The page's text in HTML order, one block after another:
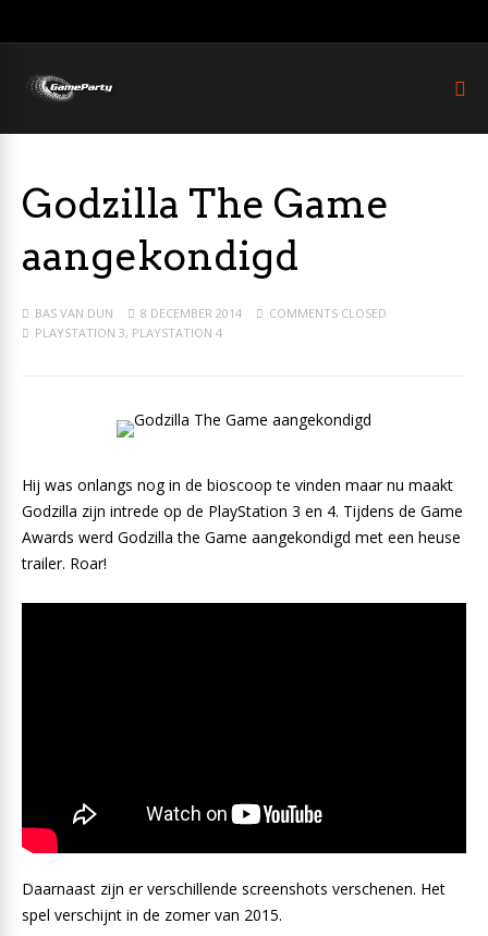
Godzilla The Game
aangekondigd
BAS VAN DUN 8 DECEMBER 2014
COMMENTS CLOSED
PLAYSTATION 3, PLAYSTATION 4
Hij was onlangs nog in de bioscoop te vinden maar nu maakt
Godzilla zijn intrede op de PlayStation 3 en 4. Tijdens de Game
Awards werd Godzilla the Game aangekondigd met een heuse
trailer. Roar!
Daarnaast zijn er verschillende screenshots verschenen. Het
spel verschijnt in de zomer van 2015.